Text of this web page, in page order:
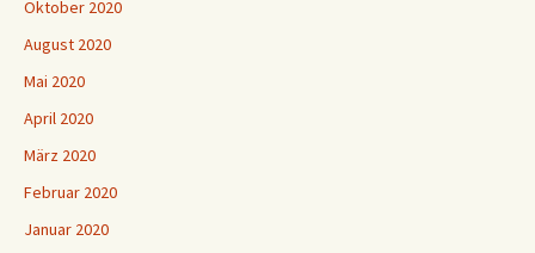
Oktober 2020
August 2020
Mai 2020
April 2020
März 2020
Februar 2020
Januar 2020